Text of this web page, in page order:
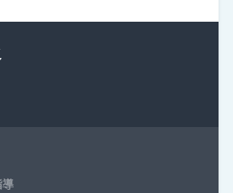
導